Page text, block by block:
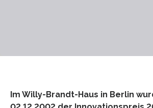
Im Willy-Brandt-Haus in Berlin